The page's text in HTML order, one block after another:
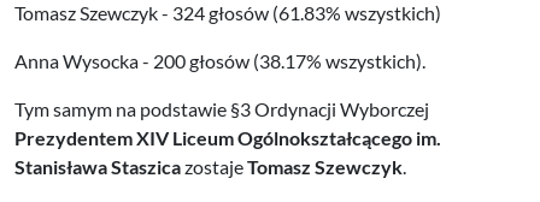
Tomasz Szewczyk - 324 głosów (61.83% wszystkich)
Anna Wysocka - 200 głosów (38.17% wszystkich).
Tym samym na podstawie §3 Ordynacji Wyborczej
Prezydentem XIV Liceum Ogólnokształcącego im.
Stanisława StaszicazostajeTomasz Szewczyk.